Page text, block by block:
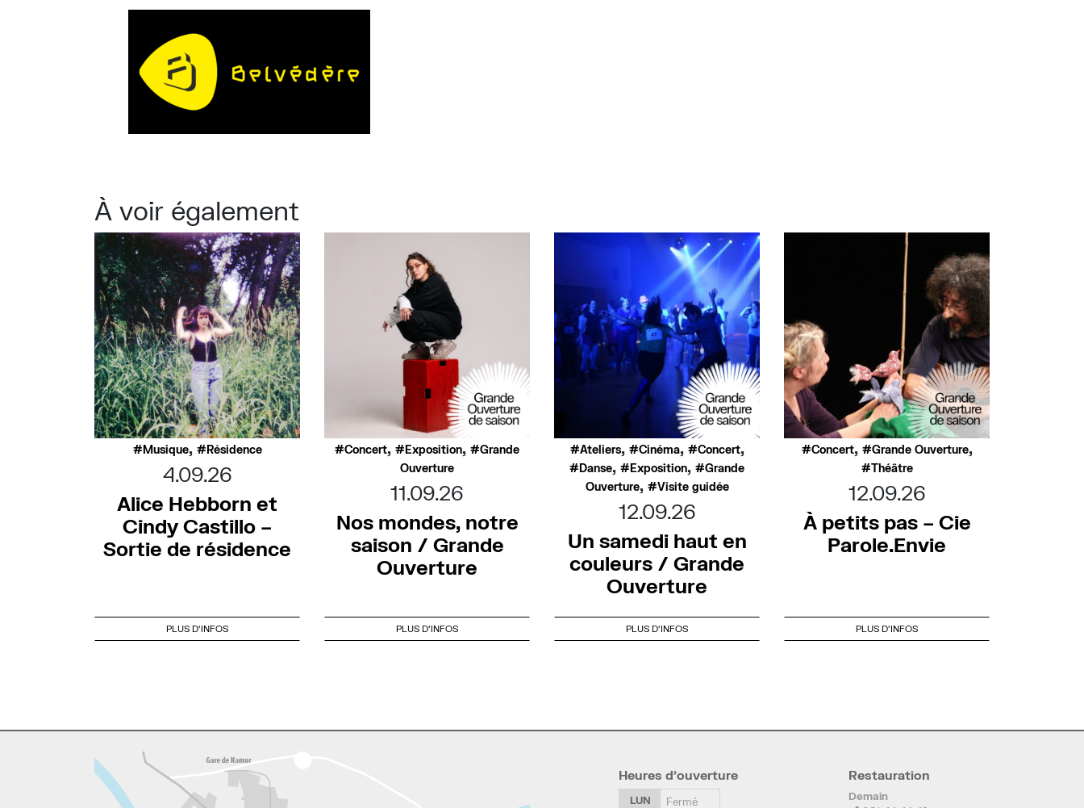
À voir également
Musique, Résidence
4.09.26
Alice Hebborn et
Cindy Castillo –
Sortie de résidence
PLUS D'INFOS
Concert, Exposition,
Grande
Ouverture
11.09.26
Nos mondes, notre
saison / Grande
Ouverture
PLUS D'INFOS
Ateliers, Cinéma, Concert,
Danse, Exposition,
Grande
Ouverture, Visite guidée
12.09.26
Un samedi haut en
couleurs / Grande
Ouverture
PLUS D'INFOS
Concert, Grande Ouverture,
Théâtre
12.09.26
À petits pas – Cie
Parole.Envie
PLUS D'INFOS
Heures d’ouverture
LUN Fermé
Restauration
Demain